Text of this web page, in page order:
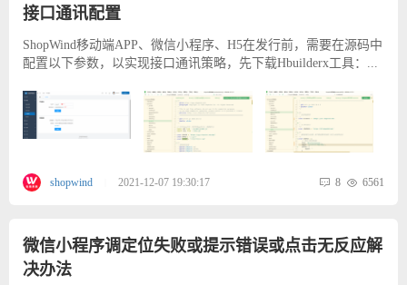
接口通讯配置
ShopWind移动端APP、微信小程序、H5在发行前，需要在源码中
配置以下参数，以实现接口通讯策略，先下载Hbuilderx工具：...
shopwind 2021-12-07 19:30:17 8 6561
微信小程序调定位失败或提示错误或点击无反应解
决办法